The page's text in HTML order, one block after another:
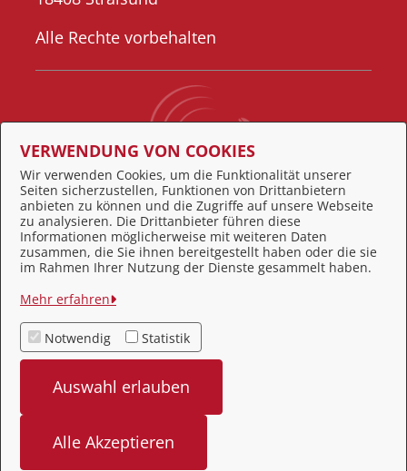
Behördennummer 115
Alle Rechte vorbehalten
Feedback
Impressum
Datenschutz
Kontakt
Barrierefreiheit
bereitgestellt von:
VERWENDUNG VON COOKIES
Wir verwenden Cookies, um die Funktionalität unserer
Seiten sicherzustellen, Funktionen von Drittanbietern
anbieten zu können und die Zugriffe auf unsere Webseite
zu analysieren. Die Drittanbieter führen diese
Informationen möglicherweise mit weiteren Daten
zusammen, die Sie ihnen bereitgestellt haben oder die sie
im Rahmen Ihrer Nutzung der Dienste gesammelt haben.
Mehr erfahren
Notwendig Statistik
Auswahl erlauben
Alle Akzeptieren